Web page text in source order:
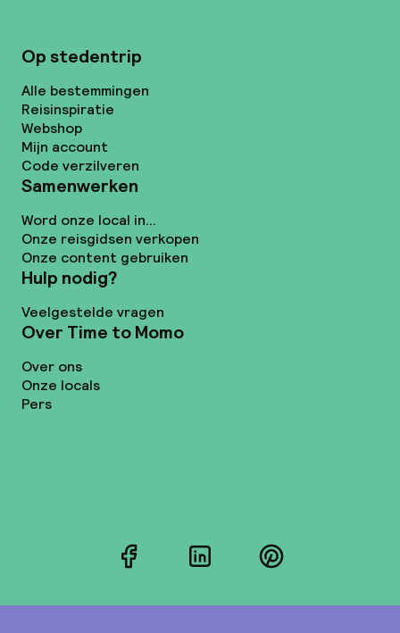
Op stedentrip
Alle bestemmingen
Reisinspiratie
Webshop
Mijn account
Code verzilveren
Samenwerken
Word onze local in...
Onze reisgidsen verkopen
Onze content gebruiken
Hulp nodig?
Veelgestelde vragen
Over Time to Momo
Over ons
Onze locals
Pers
FacebookLinkedInPinterest